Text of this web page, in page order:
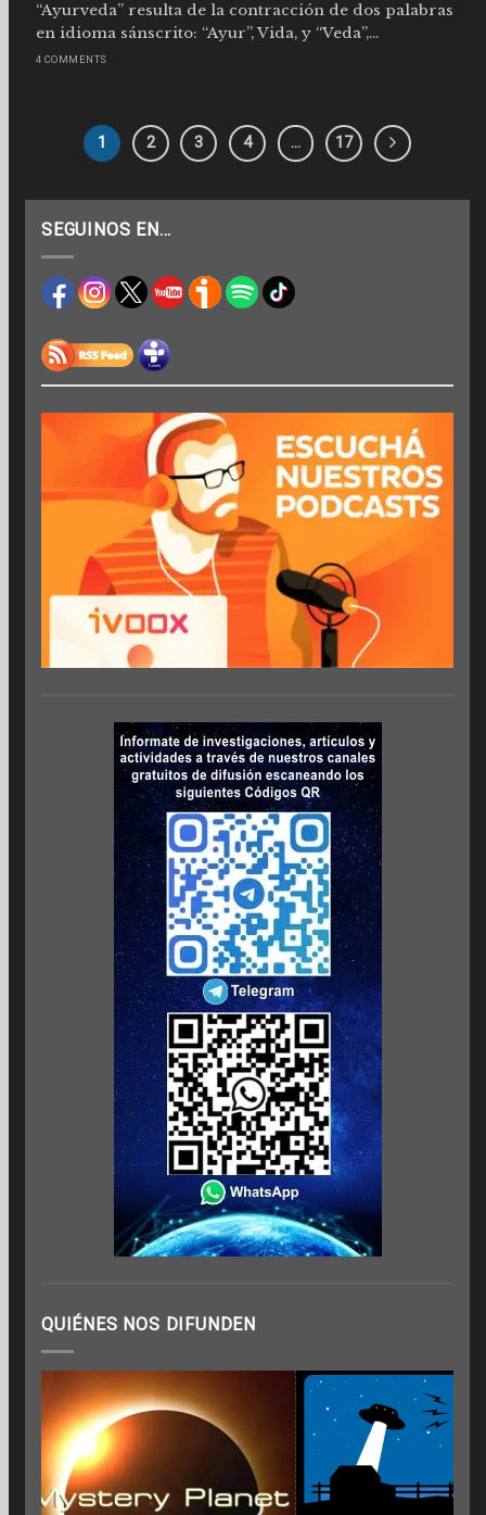
“Ayurveda” resulta de la contracción de dos palabras
en idioma sánscrito: “Ayur”, Vida, y “Veda”,...
4 COMMENTS
1 2 3 4 … 17
SEGUINOS EN…
QUIÉNES NOS DIFUNDEN